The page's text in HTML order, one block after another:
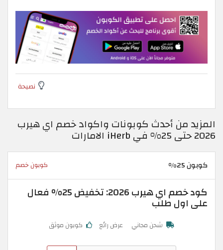
نصيحة
المزيد من أحدث كوبونات واكواد خصم اي هيرب
2026 حتى 25% في iHerb الامارات
كوبون 25% كوبون خصم
كود خصم اي هيرب 2026: تخفيض 25% فعال
على اول طلب
شحن مجاني عرض رائع كوبون موثق